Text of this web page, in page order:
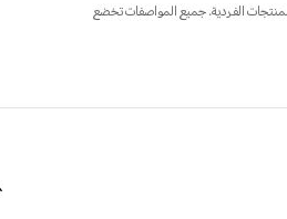
الفردية. جميع المواصفات تخضع